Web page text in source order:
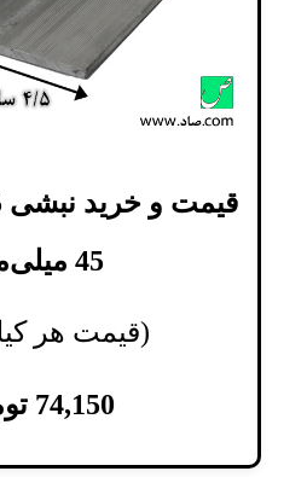
45 میلی‌متر
(قیمت هر
74,150